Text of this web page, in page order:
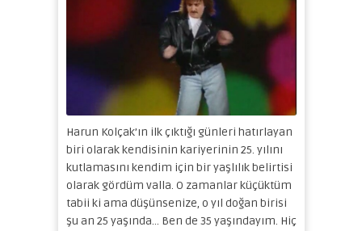
Harun Kolçak’ın ilk çıktığı günleri hatırlayan
biri olarak kendisinin kariyerinin 25. yılını
kutlamasını kendim için bir yaşlılık belirtisi
olarak gördüm valla. O zamanlar küçüktüm
tabii ki ama düşünsenize, o yıl doğan birisi
şu an 25 yaşında… Ben de 35 yaşındayım. Hiç